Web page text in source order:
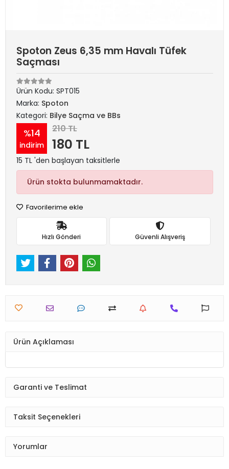
Spoton Zeus 6,35 mm Havalı Tüfek
Saçması
Ürün Kodu: SPT015
Marka: Spoton
Kategori: Bilye Saçma ve BBs
%14
indirim
210 TL
180 TL
15 TL 'den başlayan taksitlerle
Ürün stokta bulunmamaktadır.
Favorilerime ekle
Hızlı Gönderi Güvenli Alışveriş
Ürün Açıklaması
Garanti ve Teslimat
Taksit Seçenekleri
Yorumlar